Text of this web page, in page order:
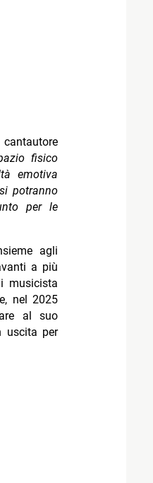
fisico
emotiva
potranno
per le
agli
a più
musicista
nel 2025
al suo
uscita per